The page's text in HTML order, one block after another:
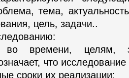
тема,
цель, задачи..
во времени, целям,
что
сроки их реализации;